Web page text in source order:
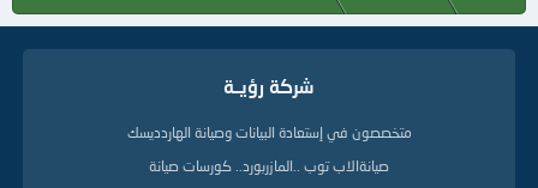
شركة رؤيــة
متخصصون في إستعادة البيانات وصيانة الهاردديسك
صيانةالاب توب ..المازربورد.. كورسات صيانة